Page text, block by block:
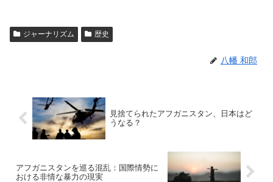
ジャーナリズム 歴史
八幡 和郎
見捨てられたアフガニスタン、日本はど
うなる？
アフガニスタンを巡る混乱：国際情勢に
おける非情な暴力の現実